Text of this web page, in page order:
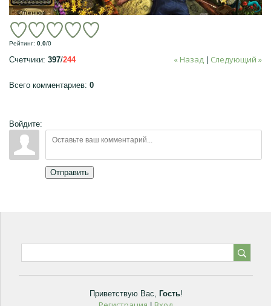
Рейтинг: 0.0/0
« Назад Следующий »
Счетчики: 397/244
Всего комментариев: 0
Войдите:
Отправить
Приветствую Вас, Гость!